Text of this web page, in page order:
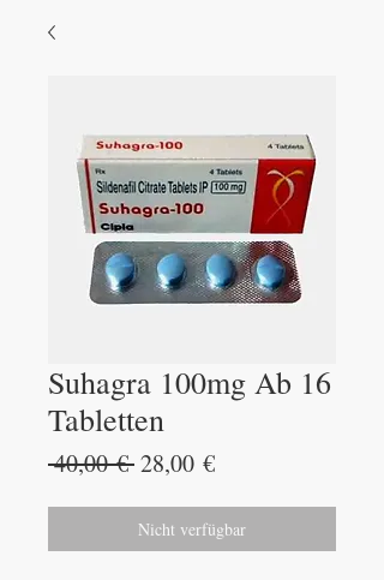
Suhagra 100mg Ab 16
Tabletten
40,00 € Standardpreis
28,00 €Sale-
Nicht verfügbar